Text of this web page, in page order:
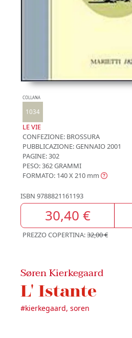
COLLANA
1034
LE VIE
CONFEZIONE: BROSSURA
PUBBLICAZIONE:GENNAIO 2001
PAGINE: 302
PESO: 362 GRAMMI
FORMATO: 140 X 210 mm
ISBN 9788821161193
30,40 €
PREZZO COPERTINA:32,00 €
Søren Kierkegaard
L' Istante
#kierkegaard, soren